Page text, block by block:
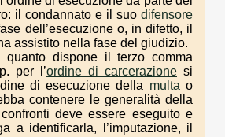
il condannato e il suo difensore
dell’esecuzione o, in difetto, il
assistito nella fase del giudizio.
quanto dispone il terzo comma
per l’ordine di carcerazione si
di esecuzione della multa o
contenere le generalità della
deve essere eseguito e
a identificarla, l’imputazione, il